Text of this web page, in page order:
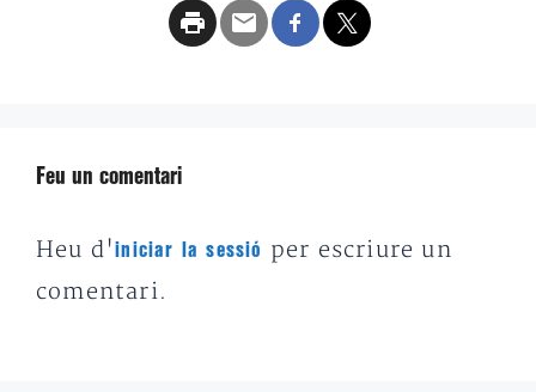
Feu un comentari
Heu d'iniciar la sessió
per escriure un
comentari.